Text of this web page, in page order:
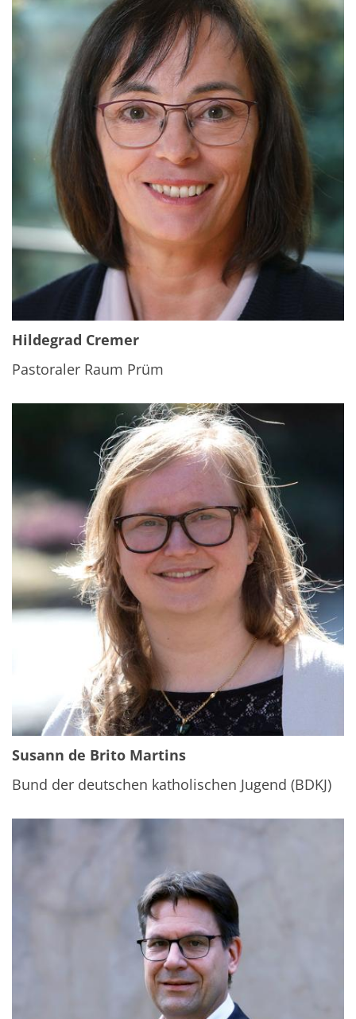
Hildegrad Cremer
Pastoraler Raum Prüm
Susann de Brito Martins
Bund der deutschen katholischen Jugend (BDKJ)